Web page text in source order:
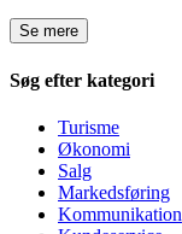
Se mere
Søg efter kategori
Turisme
Økonomi
Salg
Markedsføring
Kommunikation